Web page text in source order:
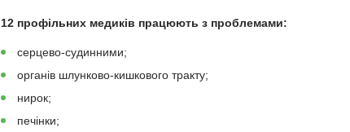
12 профільних медиків працюють з проблемами:
серцево-судинними;
органів шлунково-кишкового тракту;
нирок;
печінки;